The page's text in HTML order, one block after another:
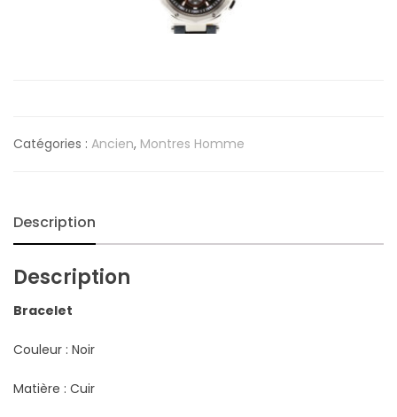
Catégories : Ancien, Montres Homme
Description
Description
Bracelet
Couleur : Noir
Matière : Cuir